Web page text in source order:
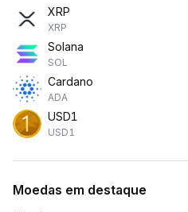
XRP
XRP
Solana
SOL
Cardano
ADA
USD1
USD1
Moedas em destaque